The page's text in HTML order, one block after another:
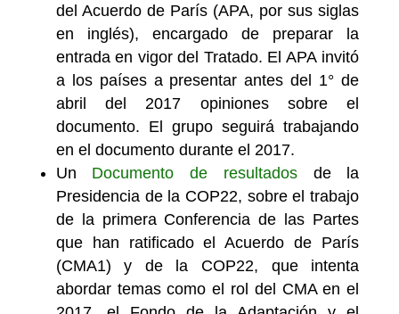
del Acuerdo de París (APA, por sus siglas
en inglés), encargado de preparar la
entrada en vigor del Tratado. El APA invitó
a los países a presentar antes del 1° de
abril del 2017 opiniones sobre el
documento. El grupo seguirá trabajando
en el documento durante el 2017.
Un Documento de resultadosde la
Presidencia de la COP22, sobre el trabajo
de la primera Conferencia de las Partes
que han ratificado el Acuerdo de París
(CMA1) y de la COP22, que intenta
abordar temas como el rol del CMA en el